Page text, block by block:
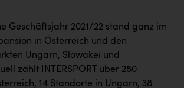
Geschäftsjahr 2021/22 stand ganz im
in Österreich und den
Ungarn, Slowakei und
zählt INTERSPORT über 280
14 Standorte in Ungarn, 38